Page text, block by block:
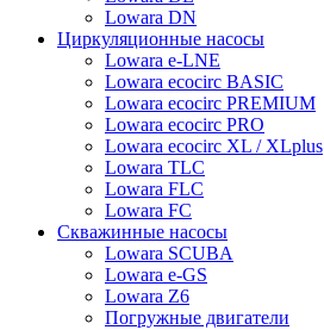
Lowara DN
Циркуляционные насосы
Lowara e-LNE
Lowara ecocirc BASIC
Lowara ecocirc PREMIUM
Lowara ecocirc PRO
Lowara ecocirc XL / XLplus
Lowara TLC
Lowara FLC
Lowara FC
Скважинные насосы
Lowara SCUBA
Lowara e-GS
Lowara Z6
Погружные двигатели